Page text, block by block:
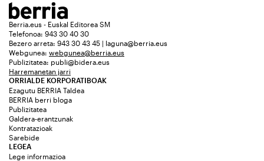
Berria.eus - Euskal Editorea SM
Telefonoa: 943 30 40 30
Bezero arreta: 943 30 43 45 | laguna@berria.eus
Webgunea: webgunea@berria.eus
Publizitatea: publi@bidera.eus
Harremanetan jarri
ORRIALDE KORPORATIBOAK
Ezagutu BERRIA Taldea
BERRIA berri bloga
Publizitatea
Galdera-erantzunak
Kontratazioak
Sarebide
LEGEA
Lege informazioa